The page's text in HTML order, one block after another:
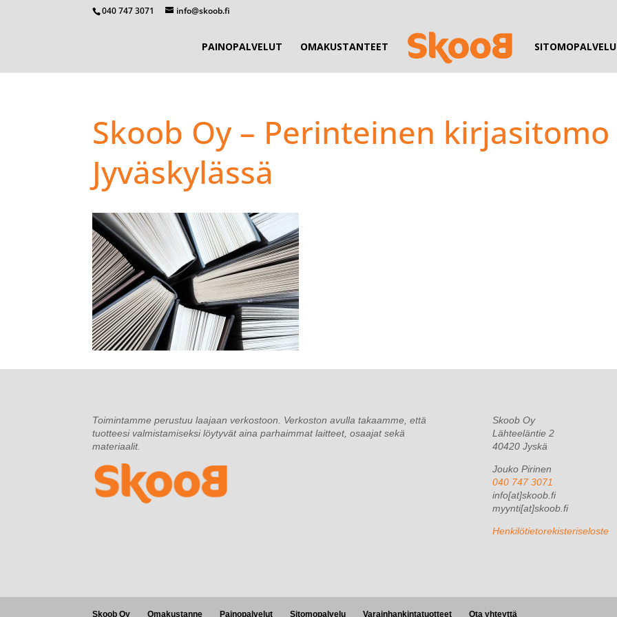
040 747 3071 info@skoob.fi
PAINOPALVELUT OMAKUSTANTEET SITOMOPALVELU
Skoob Oy – Perinteinen kirjasitomo
Jyväskylässä
Toimintamme perustuu laajaan verkostoon. Verkoston avulla takaamme, että
tuotteesi valmistamiseksi löytyvät aina parhaimmat laitteet, osaajat sekä
materiaalit.
Skoob Oy
Lähteeläntie 2
40420 Jyskä
Jouko Pirinen
040 747 3071
info[at]skoob.fi
myynti[at]skoob.fi
Henkilötietorekisteriseloste
Skoob Oy Omakustanne Painopalvelut Sitomopalvelu Varainhankintatuotteet Ota yhteyttä